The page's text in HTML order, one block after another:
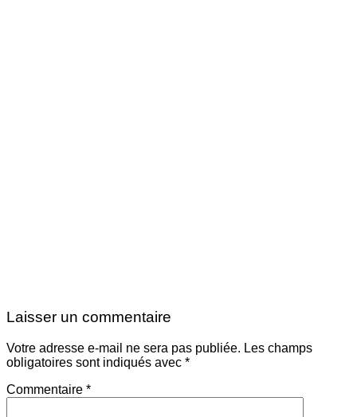
Laisser un commentaire
Votre adresse e-mail ne sera pas publiée. Les champs
obligatoires sont indiqués avec *
Commentaire *